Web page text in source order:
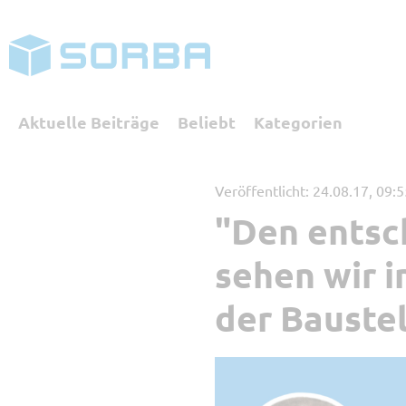
Aktuelle Beiträge Beliebt Kategorien
Veröffentlicht: 24.08.17,
"Den
sehen wir
der